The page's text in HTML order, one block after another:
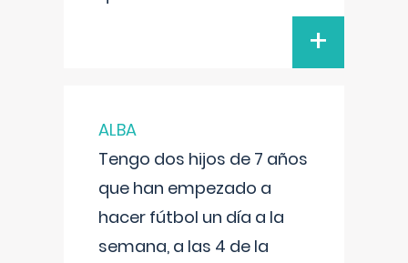
+
ALBA
Tengo dos hijos de 7 años
que han empezado a
hacer fútbol un día a la
semana, a las 4 de la